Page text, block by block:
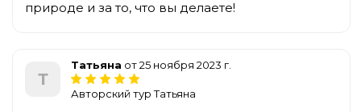
природе и за то, что вы делаете!
Т
Татьяна от 25 ноября 2023 г.
Авторский тур Татьяна